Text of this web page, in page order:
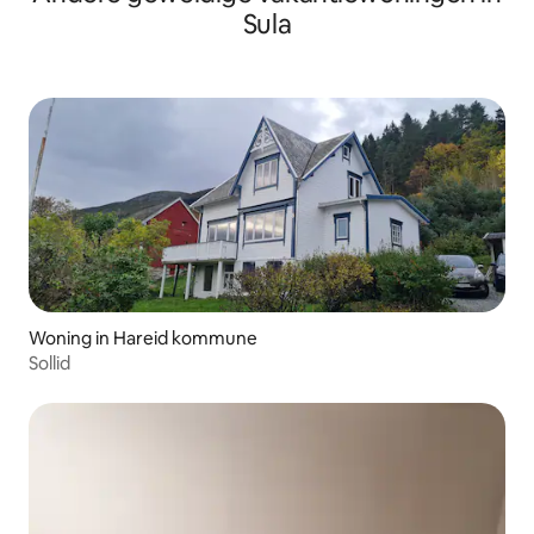
Sula
Woning in Hareid kommune
Sollid